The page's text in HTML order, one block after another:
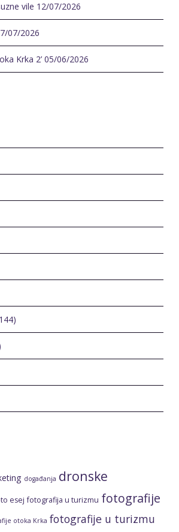
vile 12/07/2026
07/2026
Krka 2’ 05/06/2026
događanja dronske
esej fotografija u turizmu fotografije
otoka Krka fotografije u turizmu